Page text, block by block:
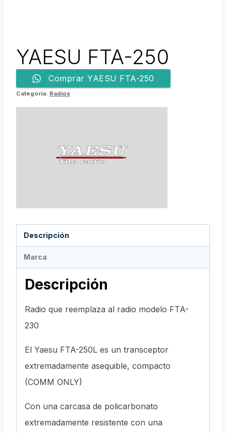
YAESU FTA-250
Comprar YAESU FTA-250
Categoría: Radios
Descripción
Marca
Descripción
Radio que reemplaza al radio modelo FTA-
230
El Yaesu FTA-250L es un transceptor
extremadamente asequible, compacto
(COMM ONLY)
Con una carcasa de policarbonato
extremadamente resistente con una